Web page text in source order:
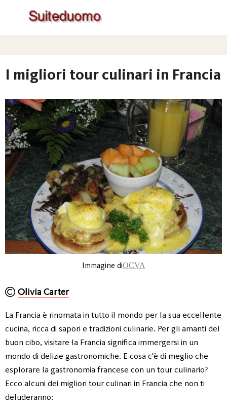
I migliori tour culinari in Francia
Immagine diOCVA
Olivia Carter
La Francia è rinomata in tutto il mondo per la sua eccellente
cucina, ricca di sapori e tradizioni culinarie. Per gli amanti del
buon cibo, visitare la Francia significa immergersi in un
mondo di delizie gastronomiche. E cosa c'è di meglio che
esplorare la gastronomia francese con un tour culinario?
Ecco alcuni dei migliori tour culinari in Francia che non ti
deluderanno: